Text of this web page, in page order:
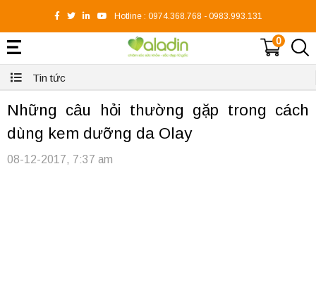
Hotline : 0974.368.768 - 0983.993.131
0
Tin tức
Những câu hỏi thường gặp trong cách
dùng kem dưỡng da Olay
08-12-2017, 7:37 am